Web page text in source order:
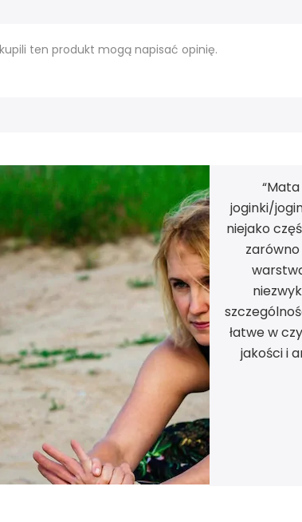
ten produkt mogą napisać opinię.
joginki/
niejako
łatwe w
jakości i